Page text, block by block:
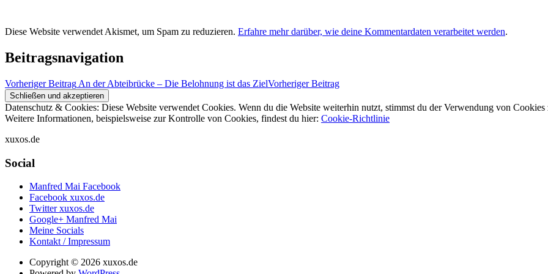
Diese Website verwendet Akismet, um Spam zu reduzieren. Erfahre mehr darüber, wie deine Kommentardaten verarbeitet werden.
Beitragsnavigation
Vorheriger Beitrag An der Abteibrücke – Die Belohnung ist das ZielVorheriger Beitrag
Datenschutz & Cookies: Diese Website verwendet Cookies. Wenn du die Website weiterhin nutzt, stimmst du der Verwendung von Cookies
Weitere Informationen, beispielsweise zur Kontrolle von Cookies, findest du hier: Cookie-Richtlinie
xuxos.de
Social
Manfred Mai Facebook
Facebook xuxos.de
Twitter xuxos.de
Google+ Manfred Mai
Meine Socials
Kontakt / Impressum
Copyright © 2026 xuxos.de